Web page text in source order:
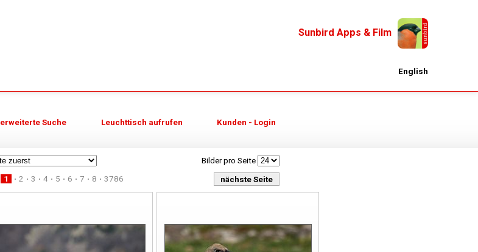
Sunbird Apps & Film
English
erweiterte Suche Leuchttisch aufrufen Kunden - Login
Bilder pro Seite
1 2 3 4 5 6 7 8 3786 nächste Seite